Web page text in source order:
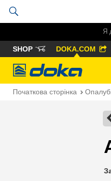
Я
SHOP DOKA.COM
Doka
Початкова сторінка